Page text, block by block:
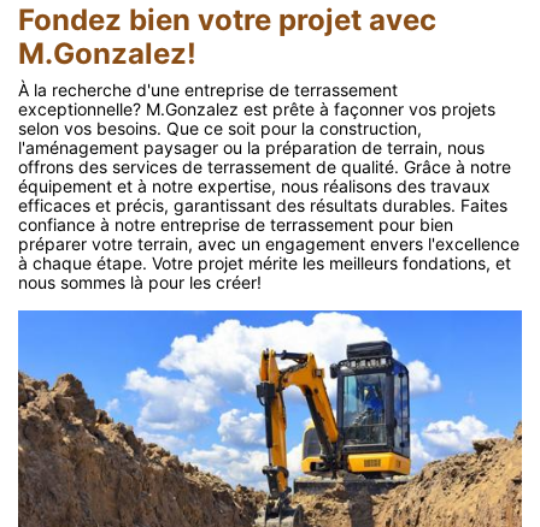
Fondez bien votre projet avec
M.Gonzalez!
À la recherche d'une entreprise de terrassement
exceptionnelle? M.Gonzalez est prête à façonner vos projets
selon vos besoins. Que ce soit pour la construction,
l'aménagement paysager ou la préparation de terrain, nous
offrons des services de terrassement de qualité. Grâce à notre
équipement et à notre expertise, nous réalisons des travaux
efficaces et précis, garantissant des résultats durables. Faites
confiance à notre entreprise de terrassement pour bien
préparer votre terrain, avec un engagement envers l'excellence
à chaque étape. Votre projet mérite les meilleurs fondations, et
nous sommes là pour les créer!